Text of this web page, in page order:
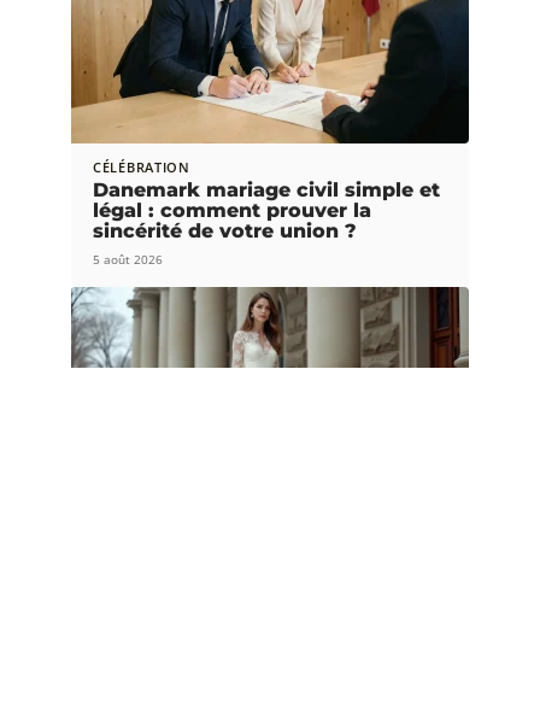
CÉLÉBRATION
Danemark mariage civil simple et
légal : comment prouver la
sincérité de votre union ?
5 août 2026